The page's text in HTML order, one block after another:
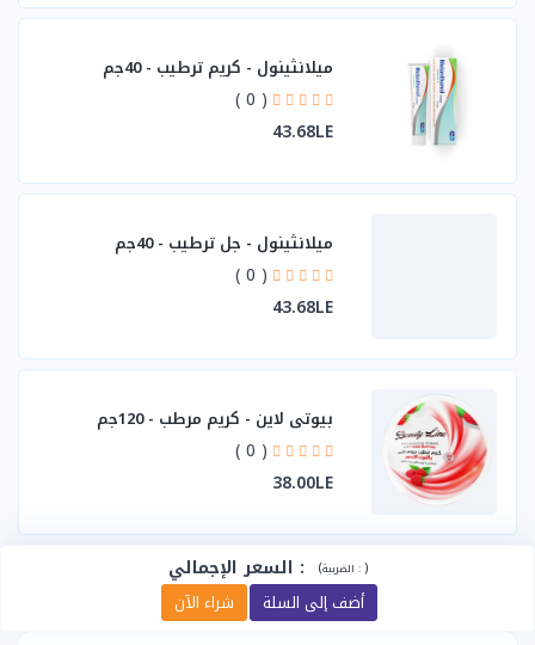
ميلانثينول - كريم ترطيب - 40جم
( 0 )
43.68LE
ميلانثينول - جل ترطيب - 40جم
( 0 )
43.68LE
بيوتي لاين - كريم مرطب - 120جم
( 0 )
38.00LE
السعر الإجمالي : ( الضريبة :)
شراء الآن أضف إلى السلة